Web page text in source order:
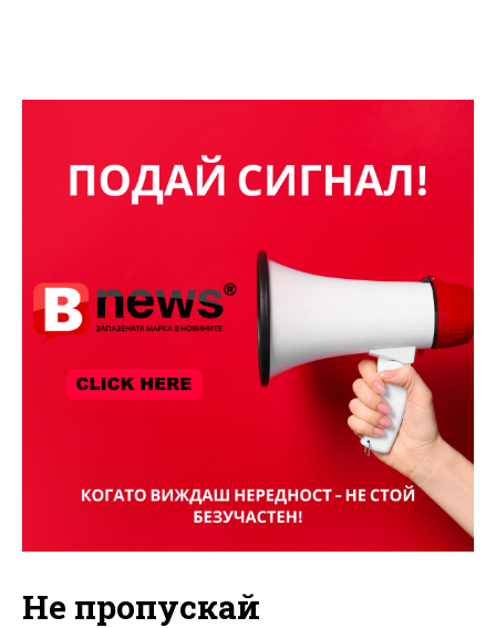
Не пропускай